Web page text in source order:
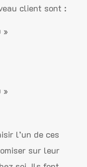
client sont :
»
»
l’un de ces
sur leur